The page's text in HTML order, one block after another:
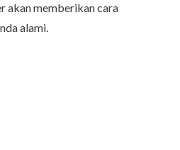
akan memberikan cara
alami.